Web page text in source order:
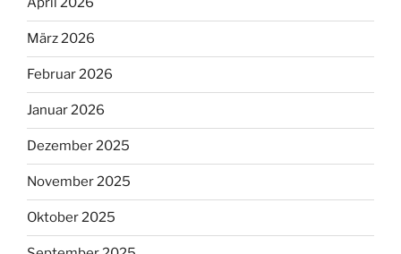
März 2026
Februar 2026
Januar 2026
Dezember 2025
November 2025
Oktober 2025